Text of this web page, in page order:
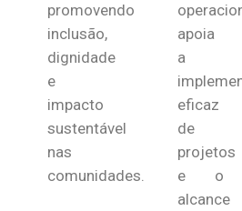
promovendo
inclusão,
dignidade
e
impacto
sustentável
nas
comunidades.
apoia
a
eficaz
de
projetos
e o
alcance